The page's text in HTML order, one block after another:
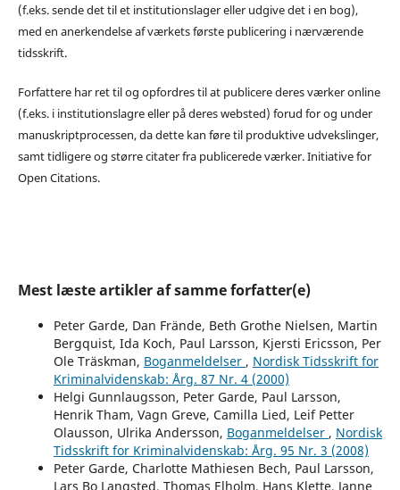
(f.eks. sende det til et institutionslager eller udgive det i en bog),
med en anerkendelse af værkets første publicering i nærværende
tidsskrift.
Forfattere har ret til og opfordres til at publicere deres værker online
(f.eks. i institutionslagre eller på deres websted) forud for og under
manuskriptprocessen, da dette kan føre til produktive udvekslinger,
samt tidligere og større citater fra publicerede værker. Initiative for
Open Citations.
Mest læste artikler af samme forfatter(e)
Peter Garde, Dan Frände, Beth Grothe Nielsen, Martin
Bergquist, Ida Koch, Paul Larsson, Kjersti Ericsson, Per
Ole Träskman, Boganmeldelser , Nordisk Tidsskrift for
Kriminalvidenskab: Årg. 87 Nr. 4 (2000)
Helgi Gunnlaugsson, Peter Garde, Paul Larsson,
Henrik Tham, Vagn Greve, Camilla Lied, Leif Petter
Olausson, Ulrika Andersson, Boganmeldelser , Nordisk
Tidsskrift for Kriminalvidenskab: Årg. 95 Nr. 3 (2008)
Peter Garde, Charlotte Mathiesen Bech, Paul Larsson,
Lars Bo Langsted, Thomas Elholm, Hans Klette, Janne